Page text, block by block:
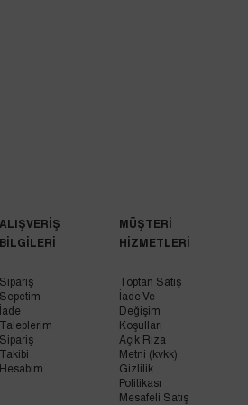
ALIŞVERİŞ
BİLGİLERİ
Sipariş
Sepetim
İade
Taleplerim
Sipariş
Takibi
Hesabım
MÜŞTERİ
HİZMETLERİ
Toptan Satış
İade Ve
Değişim
Koşulları
Açık Rıza
Metni (kvkk)
Gizlilik
Politikası
Mesafeli Satış